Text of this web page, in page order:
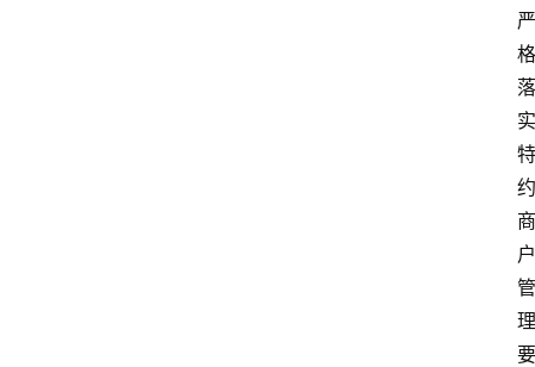
严
格
落
实
特
约
商
户
管
理
要